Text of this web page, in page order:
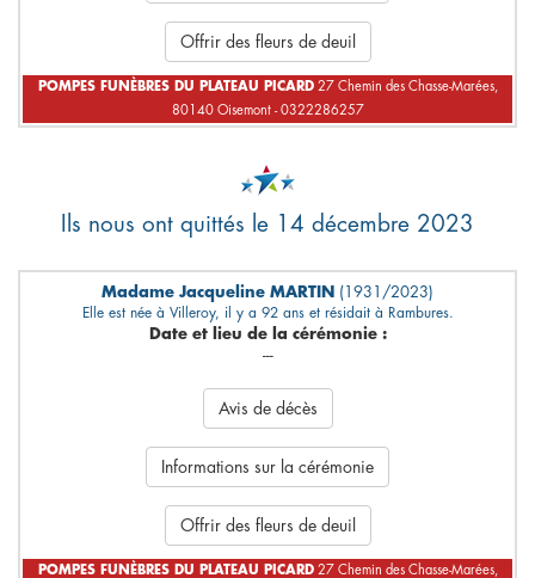
Offrir des fleurs de deuil
POMPES FUNÈBRES DU PLATEAU PICARD27 Chemin des Chasse-Marées,
80140 Oisemont - 0322286257
Ils nous ont quittés le 14 décembre 2023
Madame Jacqueline MARTIN (1931/2023)
Elle est née à Villeroy, il y a 92 ans et résidait à Rambures.
Date et lieu de la cérémonie :
---
Avis de décès
Informations sur la cérémonie
Offrir des fleurs de deuil
POMPES FUNÈBRES DU PLATEAU PICARD27 Chemin des Chasse-Marées,